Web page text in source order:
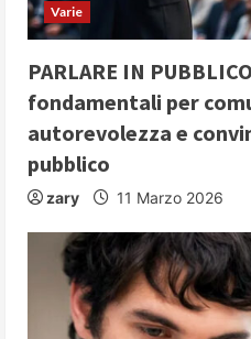
i
n
g
Varie
PARLARE IN
fondamentali per
autorevolezza e
pubblico
zary 11 Marzo 2026